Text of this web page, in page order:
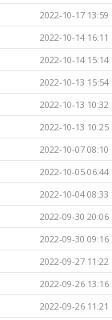
2022-10-17 13:59
2022-10-14 16:11
2022-10-14 15:14
2022-10-13 15:54
2022-10-13 10:32
2022-10-13 10:25
2022-10-07 08:10
2022-10-05 06:44
2022-10-04 08:33
2022-09-30 20:06
2022-09-30 09:16
2022-09-27 11:22
2022-09-26 13:16
2022-09-26 11:21